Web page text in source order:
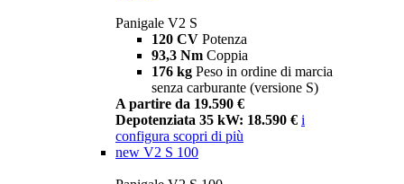
Panigale V2 S
120 CV Potenza
93,3 Nm Coppia
176 kg Peso in ordine di marcia
senza carburante (versione S)
A partire da 19.590 €
Depotenziata 35 kW: 18.590 € i
configura scopri di più
new V2 S 100